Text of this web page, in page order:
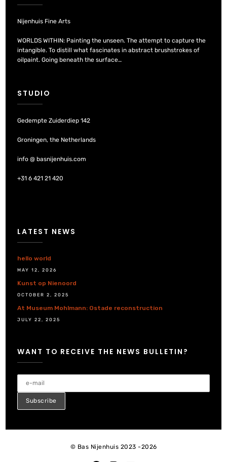
Nijenhuis Fine Arts
WORLDS WITHIN: Painting the unseen. The attempt to capture the
intangible. To distill what fascinates in abstract brushstrokes of
oilpaint. Going beneath the surface…
STUDIO
Gedempte Zuiderdiep 142
Groningen, the Netherlands
info @ basnijenhuis.com
+31 6 421 21 420
LATEST NEWS
hello world
MAY 12, 2026
Kunst op Nienoord
OCTOBER 2, 2025
At Museum Mohlmann: Ostade reconstruction
JULY 22, 2025
WANT TO RECEIVE THE NEWS BULLETIN?
© Bas Nijenhuis 2023 -2026